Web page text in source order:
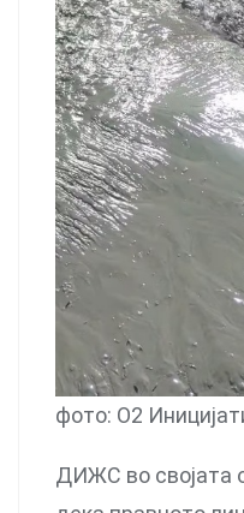
фото: О2
ДИЖС во својата